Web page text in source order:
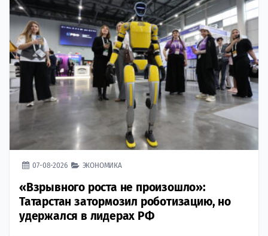
07-08-2026 ЭКОНОМИКА
«Взрывного роста не произошло»:
Татарстан затормозил роботизацию, но
удержался в лидерах РФ